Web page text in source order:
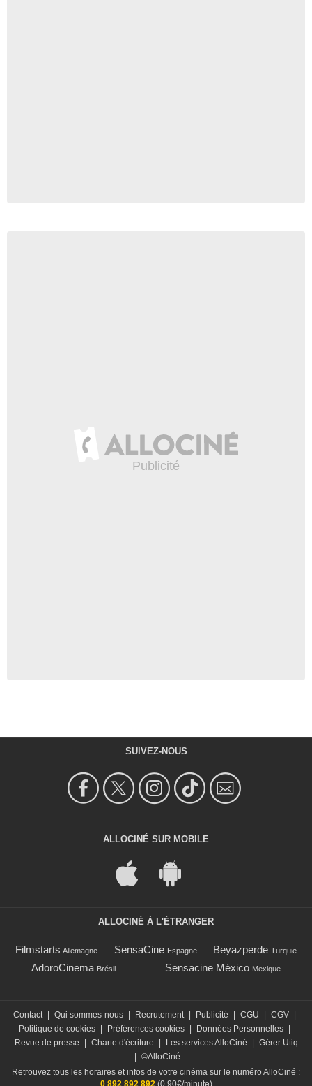
SUIVEZ-NOUS
ALLOCINÉ SUR MOBILE
ALLOCINÉ À L'ÉTRANGER
Filmstarts Allemagne SensaCine Espagne Beyazperde Turquie
AdoroCinema Brésil Sensacine México Mexique
Contact Qui sommes-nous Recrutement Publicité CGU CGV
Politique de cookies
Préférences cookies Données Personnelles
Revue de presse
Charte d'écriture Les services AlloCiné
Gérer Utiq
©AlloCiné
Retrouvez tous les horaires et infos de votre cinéma sur le numéro AlloCiné :